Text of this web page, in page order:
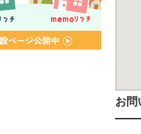
お問